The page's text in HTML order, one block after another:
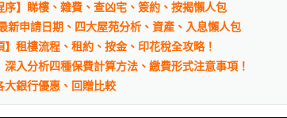
序】睇樓、雜費、查凶宅、簽約、按揭懶人包
新申請日期、四大屋苑分析、資產、入息懶人包
】租樓流程、租約、按金、印花稅全攻略！
深入分析四種保費計算方法、繳費形式注意事項！
大銀行優惠、回贈比較